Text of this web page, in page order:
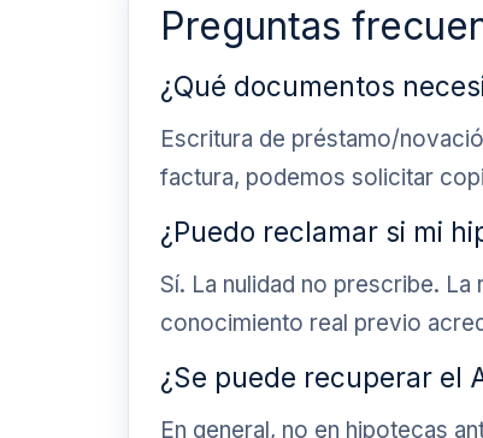
Preguntas
¿Qué documentos
Escritura de préstamo/
factura, podemos solicitar
¿Puedo reclamar si mi
Sí. La nulidad no prescribe.
conocimiento real previo
¿Se puede recuperar el
En general, no en hipotecas